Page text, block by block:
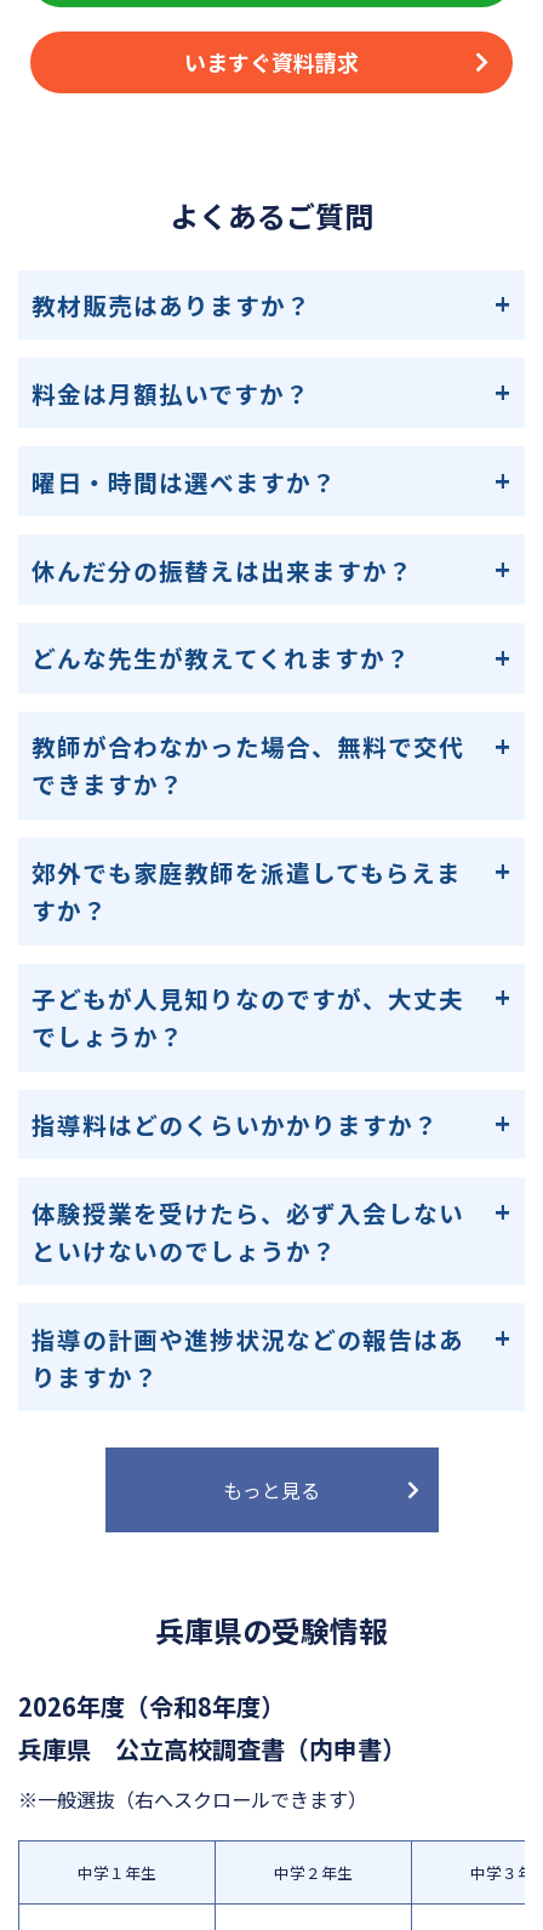
いますぐ資料請求
よくあるご質問
教材販売はありますか？
料金は月額払いですか？
曜日・時間は選べますか？
休んだ分の振替えは出来ますか？
どんな先生が教えてくれますか？
教師が合わなかった場合、無料で交代
できますか？
郊外でも家庭教師を派遣してもらえま
すか？
子どもが人見知りなのですが、大丈夫
でしょうか？
指導料はどのくらいかかりますか？
体験授業を受けたら、必ず入会しない
といけないのでしょうか？
指導の計画や進捗状況などの報告はあ
りますか？
もっと見る
兵庫県の受験情報
2026年度（令和8年度）
兵庫県 公立高校調査書（内申書）
※一般選抜 （右へスクロールできます）
中学１年生 中学２年生 中学３年